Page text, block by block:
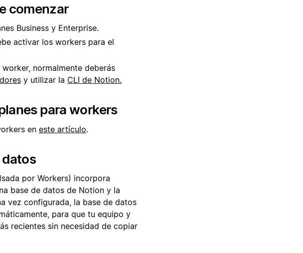
comenzar
Business y Enterprise.
activar los workers para el
normalmente deberás
y utilizar la CLI de Notion.
para workers
en este artículo.
datos
por Workers) incorpora
base de datos de Notion y la
vez configurada, la base de datos
para que tu equipo y
recientes sin necesidad de copiar